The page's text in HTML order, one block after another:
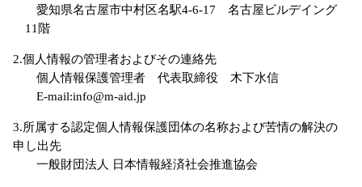
愛知県名古屋市中村区名駅4-6-17 名古屋ビルデイング
11階
2.個人情報の管理者およびその連絡先
個人情報保護管理者 代表取締役 木下水信
E-mail:info@m-aid.jp
3.所属する認定個人情報保護団体の名称および苦情の解決の
申し出先
一般財団法人 日本情報経済社会推進協会